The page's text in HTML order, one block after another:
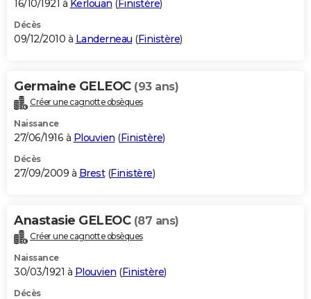
16/10/1921 à Kerlouan ( Finistère)
Décès
09/12/2010 à Landerneau (Finistère)
Germaine GELEOC (93 ans)
Créer une cagnotte obsèques
Naissance
27/06/1916 à Plouvien (Finistère)
Décès
27/09/2009 à Brest(Finistère)
Anastasie GELEOC (87 ans)
Créer une cagnotte obsèques
Naissance
30/03/1921 à Plouvien (Finistère)
Décès